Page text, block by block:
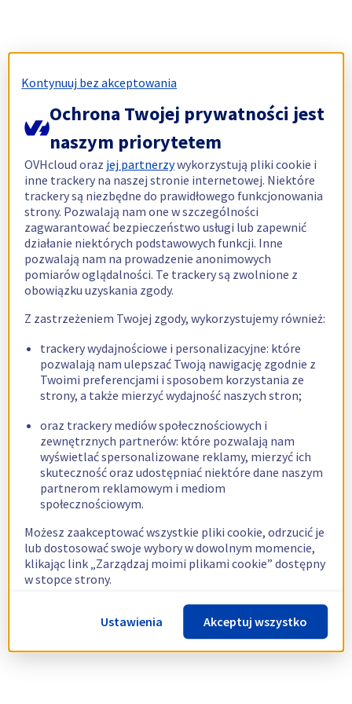
Kontynuuj bez akceptowania
Ochrona Twojej prywatności jest
naszym priorytetem
OVHcloud oraz jej partnerzywykorzystują pliki cookie i
inne trackery na naszej stronie internetowej. Niektóre
trackery są niezbędne do prawidłowego funkcjonowania
strony. Pozwalają nam one w szczególności
zagwarantować bezpieczeństwo usługi lub zapewnić
działanie niektórych podstawowych funkcji. Inne
pozwalają nam na prowadzenie anonimowych
pomiarów oglądalności. Te trackery są zwolnione z
obowiązku uzyskania zgody.
Z zastrzeżeniem Twojej zgody, wykorzystujemy również:
trackery wydajnościowe i personalizacyjne: które
pozwalają nam ulepszać Twoją nawigację zgodnie z
Twoimi preferencjami i sposobem korzystania ze
strony, a także mierzyć wydajność naszych stron;
oraz trackery mediów społecznościowych i
zewnętrznych partnerów: które pozwalają nam
wyświetlać spersonalizowane reklamy, mierzyć ich
skuteczność oraz udostępniać niektóre dane naszym
partnerom reklamowym i mediom
społecznościowym.
Możesz zaakceptować wszystkie pliki cookie, odrzucić je
lub dostosować swoje wybory w dowolnym momencie,
klikając link „Zarządzaj moimi plikami cookie” dostępny
w stopce strony.
Więcej informacji znajdziesz w naszejpolityce
dotyczącej wykorzystywania plików cookie.
Ustawienia Akceptuj wszystko